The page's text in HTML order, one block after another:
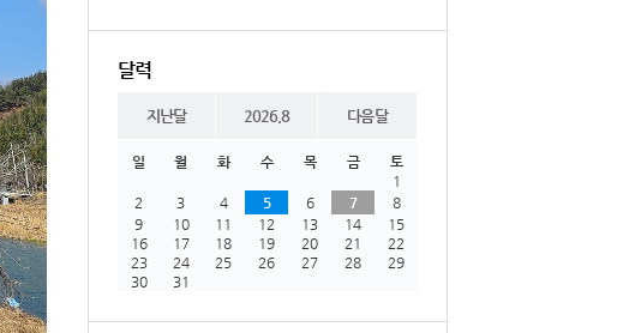
달력
지난달 2026.8 다음달
일 월 화 수 목 금
토
1
2
3 4 5 6 7
8
9
10 11 12 13 14
15
16
17 18 19 20 21
22
23
24 25 26 27 28
29
30
31